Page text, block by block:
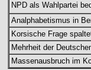
NPD als Wahlpartei
Analphabetismus in
Korsische Frage
Mehrheit der
Massenausbruch im